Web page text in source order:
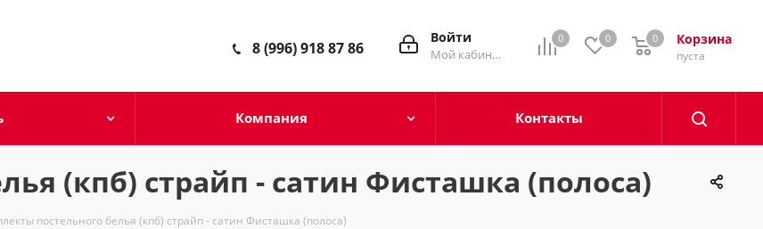
0 0 Корзина
0
пуста
0
Войти
Мой кабинет
8 (996) 918 87 86
Компания Контакты
(кпб) страйп - сатин Фисташка (полоса)
постельного белья (кпб) страйп - сатин Фисташка (полоса)